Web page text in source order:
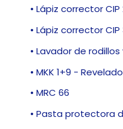
• Lápiz corrector CIP
• Lápiz corrector
• Lavador de
• MKK 1+9 -
• MRC 66
• Pasta protectora